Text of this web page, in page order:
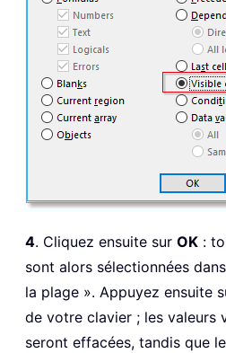
4. Cliquez ensuite sur OK :
sont alors sélectionnées
la plage ». Appuyez ensuite
de votre clavier ; les valeurs
seront effacées, tandis que